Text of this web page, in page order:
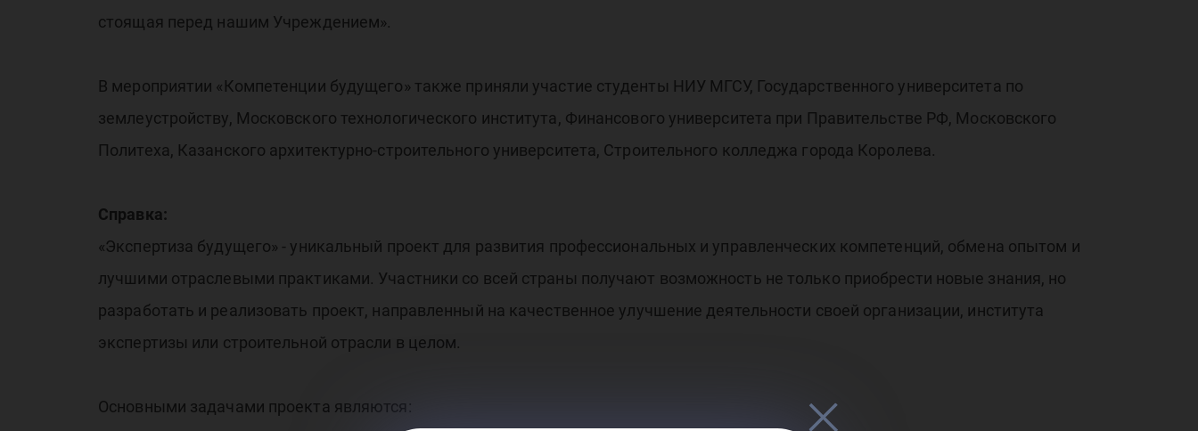
стоящая перед нашим Учреждением».
В мероприятии «Компетенции будущего» также приняли участие студенты НИУ МГСУ, Государственного университета по
землеустройству, Московского технологического института, Финансового университета при Правительстве РФ, Московского
Политеха, Казанского архитектурно-строительного университета, Строительного колледжа города Королева.
Справка:
«Экспертиза будущего» - уникальный проект для развития профессиональных и управленческих компетенций, обмена опытом и
лучшими отраслевыми практиками. Участники со всей страны получают возможность не только приобрести новые знания, но
разработать и реализовать проект, направленный на качественное улучшение деятельности своей организации, института
экспертизы или строительной отрасли в целом.
Основными задачами проекта являются: